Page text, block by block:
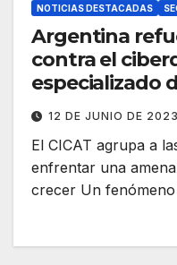
NOTICIAS DESTACADAS
Argentina
contra el
especializado
12 DE JUNIO DE 2023
El CICAT agrupa a
enfrentar una
crecer Un